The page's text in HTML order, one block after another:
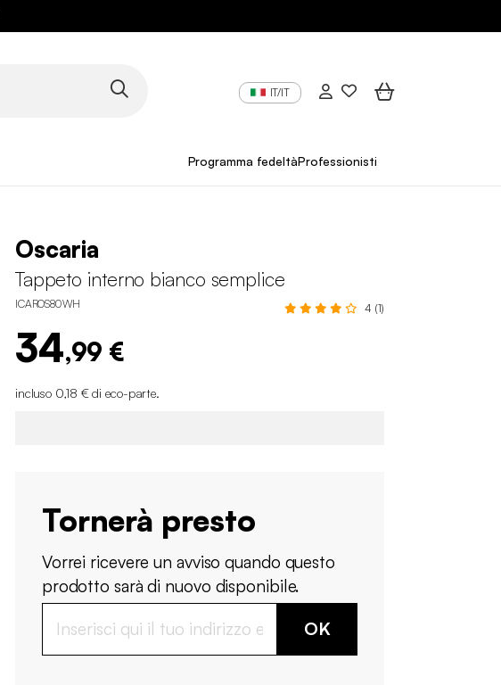
IT/IT
Programma fedeltàProfessionisti
Oscaria
Tappeto interno bianco semplice
ICAROS80WH 4 (1)
34,99 €
incluso 0,18 € di eco-parte.
Tornerà presto
Vorrei ricevere un avviso quando questo
prodotto sarà di nuovo disponibile.
OK